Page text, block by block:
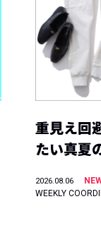
重見え回
たい真夏
2026.08.06
WEEKLY